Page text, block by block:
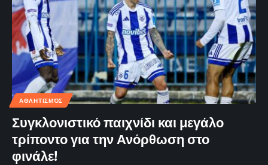
ΑΘΛΗΤΙΣΜΌΣ
Συγκλονιστικό παιχνίδι και μεγάλο
τρίποντο για την Ανόρθωση στο
φινάλε!